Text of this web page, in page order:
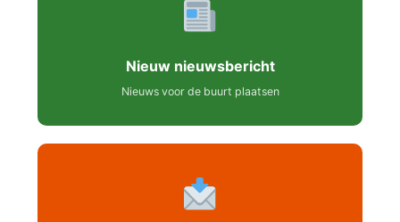
Nieuw nieuwsbericht
Nieuws voor de buurt plaatsen